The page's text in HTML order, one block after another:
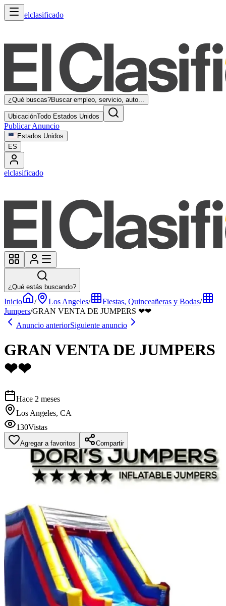
elclasificado
¿Qué buscas?Buscar empleo, servicio, auto...
UbicaciónTodo Estados Unidos
Publicar Anuncio
Estados Unidos
ES
elclasificado
¿Qué estás buscando?
Inicio / Los Angeles/ Fiestas, Quinceañeras y Bodas/
Jumpers/GRAN VENTA DE JUMPERS ❤❤
Anuncio anteriorSiguiente anuncio
GRAN VENTA DE JUMPERS
❤❤
Hace 2 meses
Los Angeles, CA
130Vistas
Agregar a favoritos Compartir